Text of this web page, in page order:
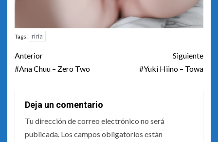
Tags: riria
Post
navigation
Anterior
#Ana Chuu – Zero Two
Siguiente
#Yuki Hiino – Towa
Deja un comentario
Tu dirección de correo electrónico no será
publicada. Los campos obligatorios están